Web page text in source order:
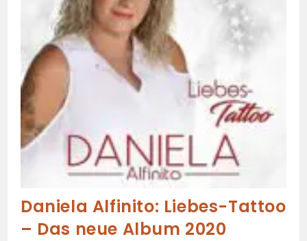
Daniela Alfinito: Liebes-Tattoo
– Das neue Album 2020